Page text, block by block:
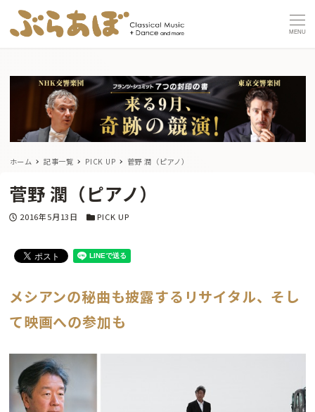
MENU
ホーム 記事一覧 PICK UP 菅野 潤（ピアノ）
菅野 潤（ピアノ）
投稿日
2016年5月13日 カテゴリー
PICK UP
メシアンの秘曲も披露するリサイタル、そし
て映画への参加も